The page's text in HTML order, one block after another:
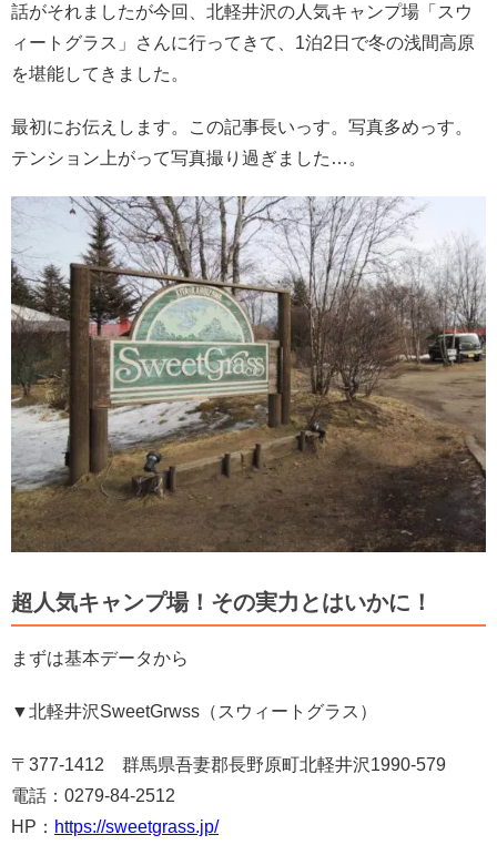
話がそれましたが今回、北軽井沢の人気キャンプ場「スウ
ィートグラス」さんに行ってきて、1泊2日で冬の浅間高原
を堪能してきました。
最初にお伝えします。この記事長いっす。写真多めっす。
テンション上がって写真撮り過ぎました…。
超人気キャンプ場！その実力とはいかに！
まずは基本データから
▼北軽井沢SweetGrwss（スウィートグラス）
〒377-1412 群馬県吾妻郡長野原町北軽井沢1990-579
電話：0279-84-2512
HP： https://sweetgrass.jp/